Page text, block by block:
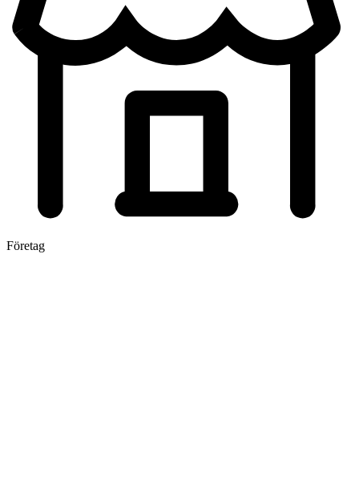
Företag